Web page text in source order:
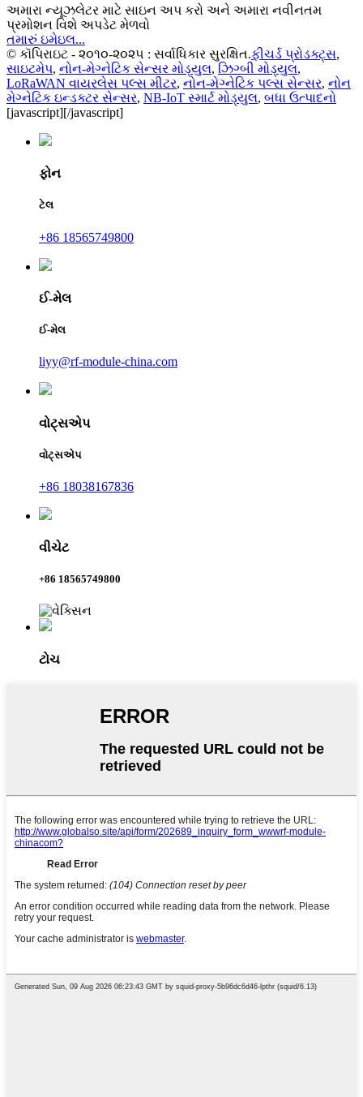
અમારા ન્યૂઝલેટર માટે સાઇન અપ કરો અને અમારા નવીનતમ
પ્રમોશન વિશે અપડેટ મેળવો
તમારું ઇમેઇલ...
© કૉપિરાઇટ - ૨૦૧૦-૨૦૨૫ : સર્વાધિકાર સુરક્ષિત.ફીચર્ડ પ્રોડક્ટ્સ,
સાઇટમેપ, નોન-મેગ્નેટિક સેન્સર મોડ્યુલ, ઝિગ્બી મોડ્યુલ,
LoRaWAN વાયરલેસ પલ્સ મીટર, નોન-મેગ્નેટિક પલ્સ સેન્સર, નોન
મેગ્નેટિક ઇન્ડક્ટર સેન્સર, NB-IoT સ્માર્ટ મોડ્યુલ, બધા ઉત્પાદનો
[javascript][/javascript]
ફોન
ટેલ
+86 18565749800
ઈ-મેલ
ઈ-મેલ
liyy@rf-module-china.com
વોટ્સએપ
વોટ્સએપ
+86 18038167836
વીચેટ
+86 18565749800
ટોચ